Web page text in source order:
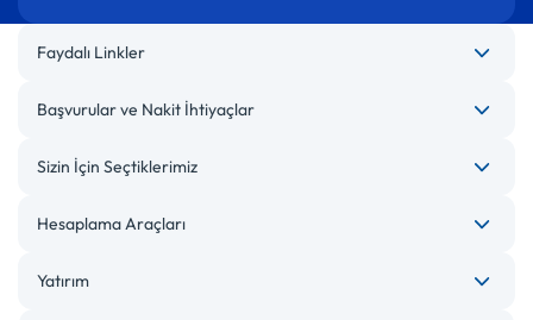
Faydalı Linkler
Başvurular ve Nakit İhtiyaçlar
Sizin İçin Seçtiklerimiz
Hesaplama Araçları
Yatırım